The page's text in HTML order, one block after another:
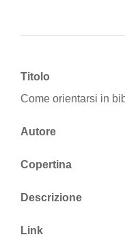
Titolo
Come orientarsi in
Autore
Copertina
Descrizione
Link